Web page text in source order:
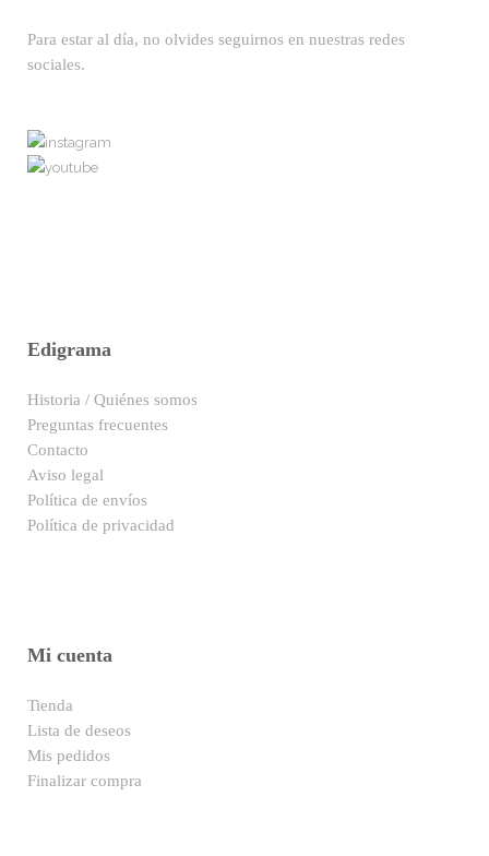
Para estar al día, no olvides seguirnos en nuestras redes
sociales.
Edigrama
Historia / Quiénes somos
Preguntas frecuentes
Contacto
Aviso legal
Política de envíos
Política de privacidad
Mi cuenta
Tienda
Lista de deseos
Mis pedidos
Finalizar compra